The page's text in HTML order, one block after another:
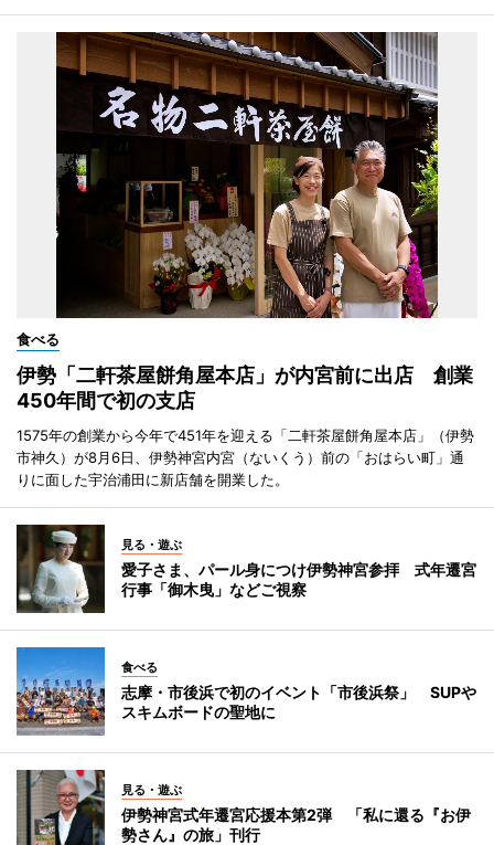
食べる
伊勢「二軒茶屋餅角屋本店」が内宮前に出店 創業
450年間で初の支店
1575年の創業から今年で451年を迎える「二軒茶屋餅角屋本店」（伊勢
市神久）が8月6日、伊勢神宮内宮（ないくう）前の「おはらい町」通
りに面した宇治浦田に新店舗を開業した。
見る・遊ぶ
愛子さま、パール身につけ伊勢神宮参拝 式年遷宮
行事「御木曳」などご視察
食べる
志摩・市後浜で初のイベント「市後浜祭」 SUPや
スキムボードの聖地に
見る・遊ぶ
伊勢神宮式年遷宮応援本第2弾 「私に還る『お伊
勢さん』の旅」刊行